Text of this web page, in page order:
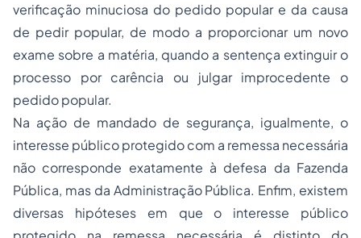
verificação minuciosa do pedido popular e da causa
de pedir popular, de modo a proporcionar um novo
exame sobre a matéria, quando a sentença extinguir o
processo por carência ou julgar improcedente o
pedido popular.
Na ação de mandado de segurança, igualmente, o
interesse público protegido com a remessa necessária
não corresponde exatamente à defesa da Fazenda
Pública, mas da Administração Pública. Enfim, existem
diversas hipóteses em que o interesse público